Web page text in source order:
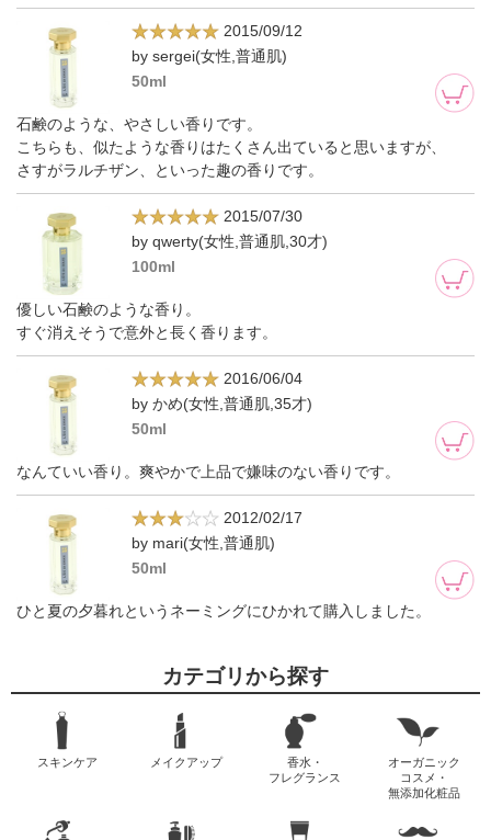
2015/09/12
by sergei(女性,普通肌)
50ml
石鹸のような、やさしい香りです。
こちらも、似たような香りはたくさん出ていると思いますが、
さすがラルチザン、といった趣の香りです。
2015/07/30
by qwerty(女性,普通肌,30才)
100ml
優しい石鹸のような香り。
すぐ消えそうで意外と長く香ります。
2016/06/04
by かめ(女性,普通肌,35才)
50ml
なんていい香り。爽やかで上品で嫌味のない香りです。
2012/02/17
by mari(女性,普通肌)
50ml
ひと夏の夕暮れというネーミングにひかれて購入しました。
カテゴリから探す
スキンケア メイクアップ
香水・
フレグランス
オーガニック
コスメ・
無添加化粧品